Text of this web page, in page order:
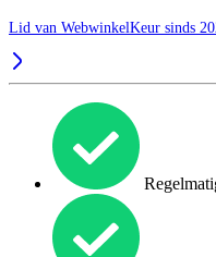
Lid van WebwinkelKeur sinds